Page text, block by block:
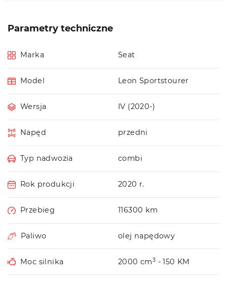
Parametry techniczne
Marka Seat
Model Leon Sportstourer
Wersja IV (2020-)
Napęd przedni
Typ nadwozia combi
Rok produkcji 2020 r.
Przebieg 116300 km
Paliwo olej napędowy
Moc silnika 2000 cm3 - 150 KM